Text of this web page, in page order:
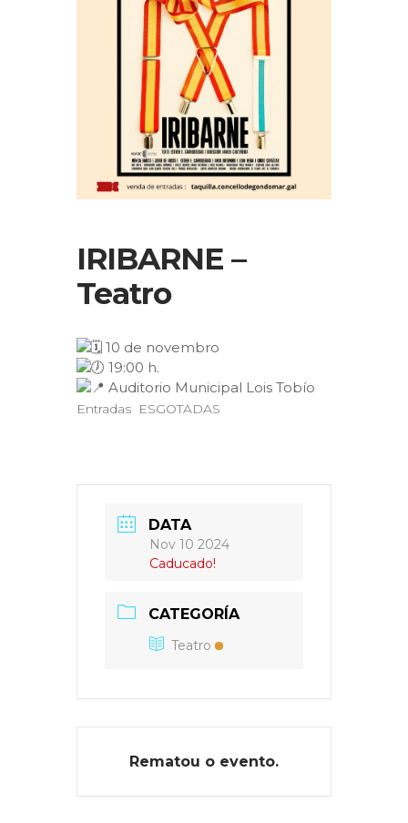
IRIBARNE –
Teatro
10 de novembro
19:00 h.
Auditorio Municipal Lois Tobío
Entradas ESGOTADAS
DATA
Nov 10 2024
Caducado!
CATEGORÍA
Teatro
Rematou o evento.